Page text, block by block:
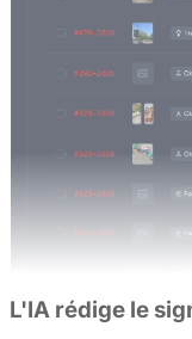
L'IA rédige le